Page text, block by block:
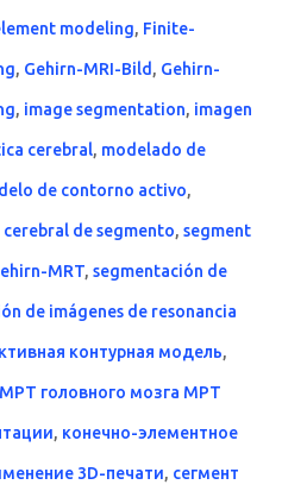
modeling, Finite-
, Gehirn-MRI-Bild , Gehirn-
, image segmentation, imagen
cerebral, modelado de
de contorno activo,
de segmento, segment
MRT, segmentación de
de imágenes de resonancia
контурная модель,
головного мозга МРТ
, конечно-элементное
3D-печати, сегмент